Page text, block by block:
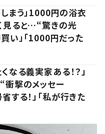
しまう」1000円の浴衣
見ると…“驚きの光
い」「1000円だった
なる義実家ある！？」
衝撃のメッセー
する！」「私が行きた